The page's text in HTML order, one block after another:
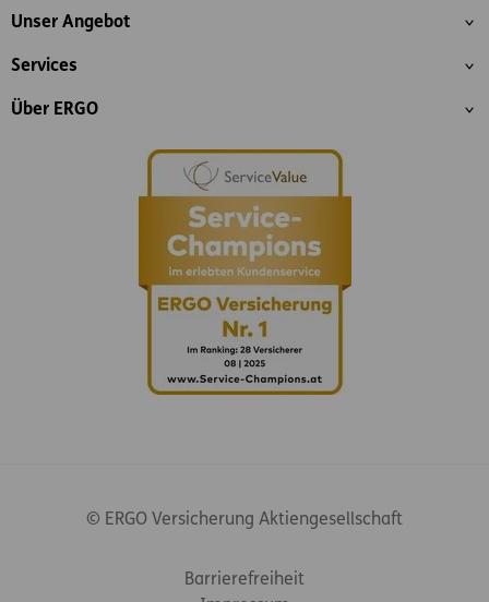
Inhaltsübersicht
Unser Angebot
Services
Über ERGO
© ERGO Versicherung Aktiengesellschaft
Barrierefreiheit